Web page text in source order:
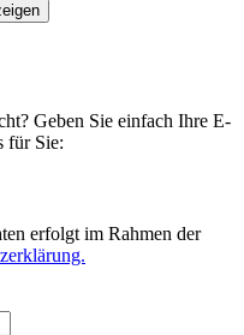
Geben Sie einfach Ihre E-
für Sie:
erfolgt im Rahmen der